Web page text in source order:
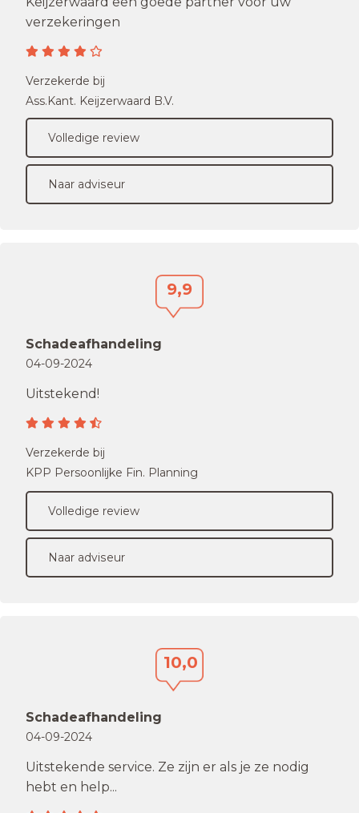
verzekeringen
Verzekerde bij
Ass.Kant. Keijzerwaard B.V.
Volledige review
Naar adviseur
9,9
Schadeafhandeling
04-09-2024
Uitstekend!
Verzekerde bij
KPP Persoonlijke Fin. Planning
Volledige review
Naar adviseur
10,0
Schadeafhandeling
04-09-2024
Uitstekende service. Ze zijn er als je ze nodig
hebt en help...